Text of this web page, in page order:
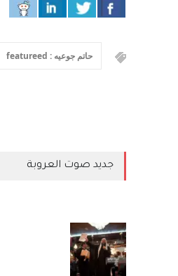
حاتم جوعيه : featureed
جديد صوت العروبة